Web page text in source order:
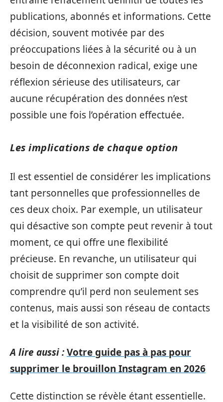
publications, abonnés et informations. Cette
décision, souvent motivée par des
préoccupations liées à la sécurité ou à un
besoin de déconnexion radical, exige une
réflexion sérieuse des utilisateurs, car
aucune récupération des données n’est
possible une fois l’opération effectuée.
Les implications de chaque option
Il est essentiel de considérer les implications
tant personnelles que professionnelles de
ces deux choix. Par exemple, un utilisateur
qui désactive son compte peut revenir à tout
moment, ce qui offre une flexibilité
précieuse. En revanche, un utilisateur qui
choisit de supprimer son compte doit
comprendre qu’il perd non seulement ses
contenus, mais aussi son réseau de contacts
et la visibilité de son activité.
A lire aussi :Votre guide pas à pas pour
supprimer le brouillon Instagram en 2026
Cette distinction se révèle étant essentielle.